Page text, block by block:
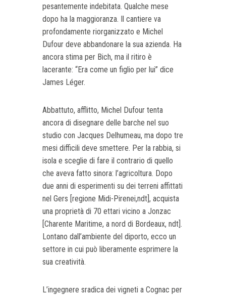
pesantemente indebitata. Qualche mese
dopo ha la maggioranza. Il cantiere va
profondamente riorganizzato e Michel
Dufour deve abbandonare la sua azienda. Ha
ancora stima per Bich, ma il ritiro è
lacerante: “Era come un figlio per lui” dice
James Léger.
Abbattuto, afflitto, Michel Dufour tenta
ancora di disegnare delle barche nel suo
studio con Jacques Delhumeau, ma dopo tre
mesi difficili deve smettere. Per la rabbia, si
isola e sceglie di fare il contrario di quello
che aveva fatto sinora: l’agricoltura. Dopo
due anni di esperimenti su dei terreni affittati
nel Gers [regione Midi-Pirenei,ndt], acquista
una proprietà di 70 ettari vicino a Jonzac
[Charente Maritime, a nord di Bordeaux, ndt].
Lontano dall’ambiente del diporto, ecco un
settore in cui può liberamente esprimere la
sua creatività.
L’ingegnere sradica dei vigneti a Cognac per